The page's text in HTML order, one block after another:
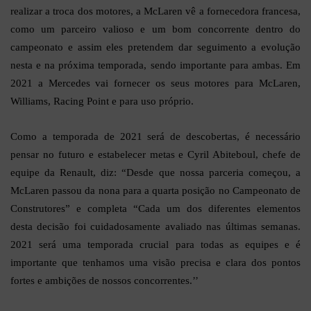
realizar a troca dos motores, a McLaren vê a fornecedora francesa,
como um parceiro valioso e um bom concorrente dentro do
campeonato e assim eles pretendem dar seguimento a evolução
nesta e na próxima temporada, sendo importante para ambas. Em
2021 a Mercedes vai fornecer os seus motores para McLaren,
Williams, Racing Point e para uso próprio.
Como a temporada de 2021 será de descobertas, é necessário
pensar no futuro e estabelecer metas e Cyril Abiteboul, chefe de
equipe da Renault, diz: “Desde que nossa parceria começou, a
McLaren passou da nona para a quarta posição no Campeonato de
Construtores” e completa “Cada um dos diferentes elementos
desta decisão foi cuidadosamente avaliado nas últimas semanas.
2021 será uma temporada crucial para todas as equipes e é
importante que tenhamos uma visão precisa e clara dos pontos
fortes e ambições de nossos concorrentes.’’